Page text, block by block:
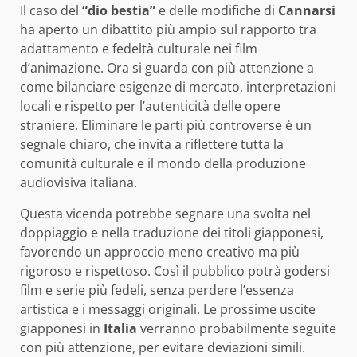
Il caso del “dio bestia” e delle modifiche di Cannarsi
ha aperto un dibattito più ampio sul rapporto tra
adattamento e fedeltà culturale nei film
d’animazione. Ora si guarda con più attenzione a
come bilanciare esigenze di mercato, interpretazioni
locali e rispetto per l’autenticità delle opere
straniere. Eliminare le parti più controverse è un
segnale chiaro, che invita a riflettere tutta la
comunità culturale e il mondo della produzione
audiovisiva italiana.
Questa vicenda potrebbe segnare una svolta nel
doppiaggio e nella traduzione dei titoli giapponesi,
favorendo un approccio meno creativo ma più
rigoroso e rispettoso. Così il pubblico potrà godersi
film e serie più fedeli, senza perdere l’essenza
artistica e i messaggi originali. Le prossime uscite
giapponesi in Italia verranno probabilmente seguite
con più attenzione, per evitare deviazioni simili.